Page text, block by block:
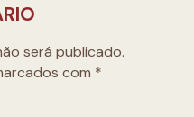
será publicado.
com *